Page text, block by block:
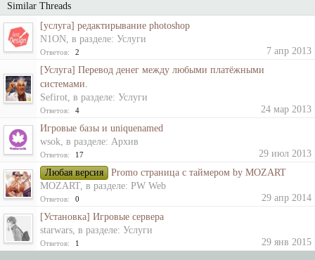
Similar Threads
[услуга] редактирывание photoshop
N1ON, в разделе: Услуги
Ответов: 2
7 апр 2013
[Услуга] Перевод денег между любыми платёжными
системами.
Sefirot, в разделе: Услуги
Ответов: 4
24 мар 2013
Игровые базы и uniquenamed
wsok, в разделе: Архив
Ответов: 17
29 июл 2013
Любая версия
Promo страница с таймером by MOZART
MOZART, в разделе: PW Web
Ответов: 0
29 апр 2014
[Установка] Игровые сервера
starwars, в разделе: Услуги
Ответов: 1 29 янв 2015